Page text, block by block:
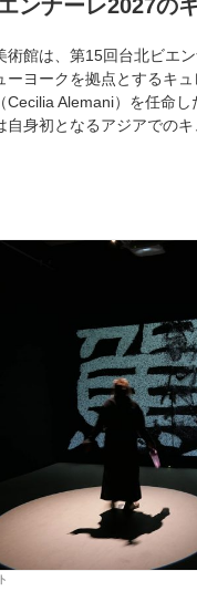
ンナーレ2027の
術館は、第15回台北ビエ
ーヨークを拠点とするキ
Cecilia Alemani）を任命
自身初となるアジアでのキ